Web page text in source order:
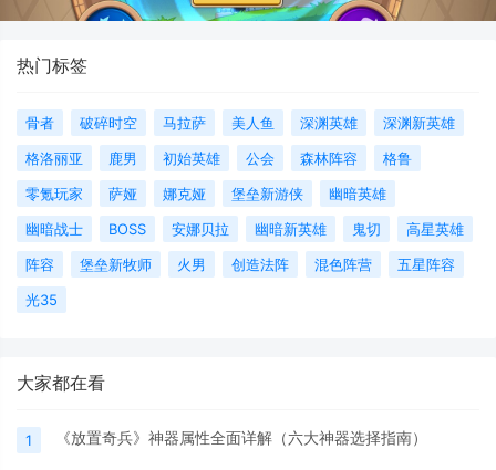
热门标签
骨者 破碎时空 马拉萨 美人鱼 深渊英雄
深渊新英雄
格洛丽亚
鹿男 初始英雄 公会 森林阵容
格鲁
零氪玩家
萨娅 娜克娅 堡垒新游侠
幽暗英雄
幽暗战士
BOSS 安娜贝拉 幽暗新英雄 鬼切
高星英雄
阵容
堡垒新牧师 火男 创造法阵 混色阵营
五星阵容
光35
大家都在看
1 《放置奇兵》神器属性全面详解（六大神器选择指南）